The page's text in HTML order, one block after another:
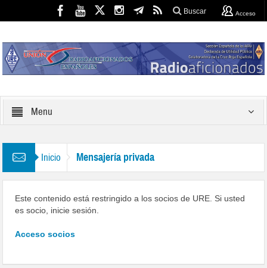
Buscar Acceso
Menu
Inicio Mensajería privada
Este contenido está restringido a los socios de URE. Si usted
es socio, inicie sesión.
Acceso socios